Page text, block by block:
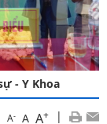
- Y Khoa
A- A A+ |